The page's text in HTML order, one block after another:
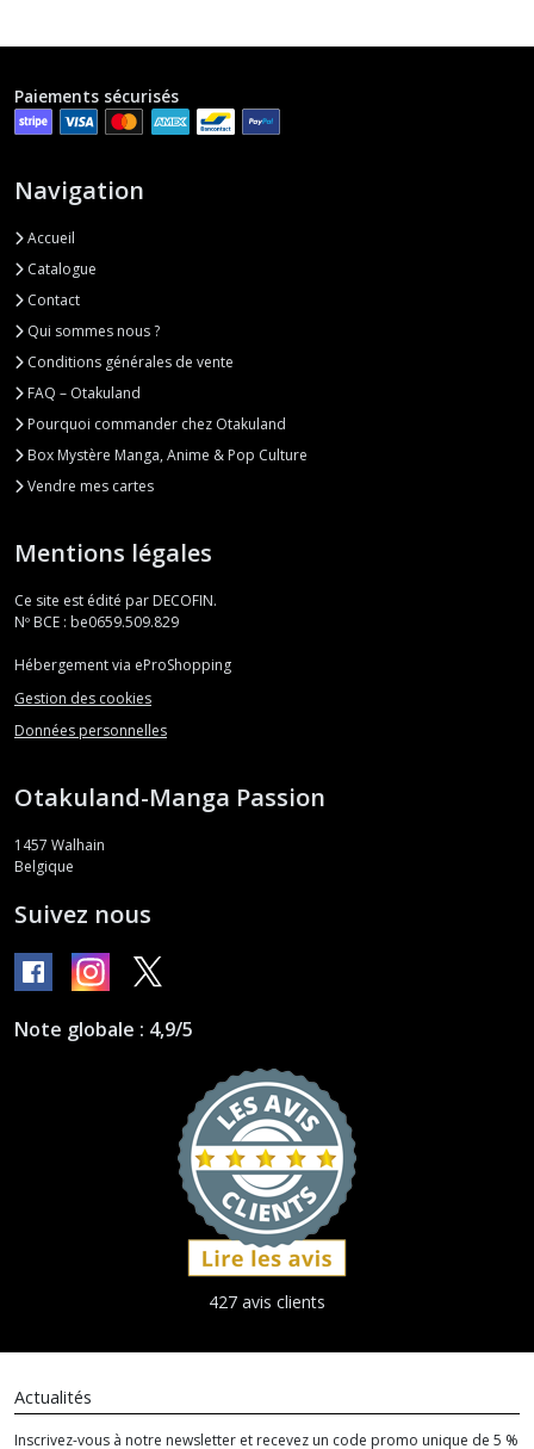
Paiements sécurisés
Navigation
Accueil
Catalogue
Contact
Qui sommes nous ?
Conditions générales de vente
FAQ – Otakuland
Pourquoi commander chez Otakuland
Box Mystère Manga, Anime & Pop Culture
Vendre mes cartes
Mentions légales
Ce site est édité par DECOFIN.
Nº BCE : be0659.509.829
Hébergement via eProShopping
Gestion des cookies
Données personnelles
Otakuland-Manga Passion
1457 Walhain
Belgique
Suivez nous
Note globale : 4,9/5
427 avis clients
Actualités
Inscrivez-vous à notre newsletter et recevez un code promo unique de 5 %